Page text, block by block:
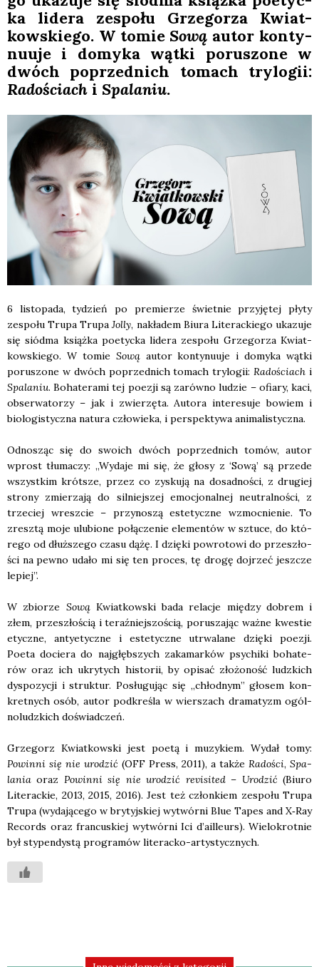
ka lide­ra zespo­łu Grze­go­rza Kwiat­
kow­skie­go. W tomie Sową autor kon­ty­
nu­uje i domy­ka wąt­ki poru­szo­ne w
dwóch poprzed­nich tomach try­lo­gii:
Rado­ściach i Spa­la­niu.
6 listo­pa­da, tydzień po pre­mie­rze świet­nie przy­ję­tej pły­ty
zespo­łu Tru­pa Tru­paJol­ly, nakła­dem Biu­ra Lite­rac­kie­go uka­zu­je
się siód­ma książ­ka poetyc­ka lide­ra zespo­łu Grze­go­rza Kwiat­
kow­skie­go. W tomie Sowąautor kon­ty­nu­uje i domy­ka wąt­ki
poru­szo­ne w dwóch poprzed­nich tomach try­lo­gii: Rado­ściach i
Spa­la­niu. Boha­te­ra­mi tej poezji są zarów­no ludzie – ofia­ry, kaci,
obser­wa­to­rzy – jak i zwie­rzę­ta. Auto­ra inte­re­su­je bowiem i
bio­lo­gi­stycz­na natu­ra czło­wie­ka, i per­spek­ty­wa ani­ma­li­stycz­na.
Odno­sząc się do swo­ich dwóch poprzed­nich tomów, autor
wprost tłu­ma­czy: „Wyda­je mi się, że gło­sy z ‘Sową’ są przede
wszyst­kim krót­sze, przez co zysku­ją na dosad­no­ści, z dru­giej
stro­ny zmie­rza­ją do sil­niej­szej emo­cjo­nal­nej neu­tral­no­ści, z
trze­ciej wresz­cie – przy­no­szą este­tycz­ne wzmoc­nie­nie. To
zresz­tą moje ulu­bio­ne połą­cze­nie ele­men­tów w sztu­ce, do któ­
re­go od dłuż­sze­go cza­su dążę. I dzię­ki powro­to­wi do prze­szło­
ści na pew­no uda­ło mi się ten pro­ces, tę dro­gę doj­rzeć jesz­cze
lepiej”.
W zbio­rze SowąKwiat­kow­ski bada rela­cje mię­dzy dobrem i
złem, prze­szło­ścią i teraź­niej­szo­ścią, poru­sza­jąc waż­ne kwe­stie
etycz­ne, anty­etycz­ne i este­tycz­ne utrwa­la­ne dzię­ki poezji.
Poeta docie­ra do naj­głęb­szych zaka­mar­ków psy­chi­ki boha­te­
rów oraz ich ukry­tych histo­rii, by opi­sać zło­żo­ność ludz­kich
dys­po­zy­cji i struk­tur. Posłu­gu­jąc się „chłod­nym” gło­sem kon­
kret­nych osób, autor pod­kre­śla w wier­szach dra­ma­tyzm ogól­
no­ludz­kich doświad­czeń.
Grze­gorz Kwiat­kow­ski jest poetą i muzy­kiem. Wydał tomy:
Powin­ni się nie uro­dzić (OFF Press, 2011), a tak­że Rado­ści, Spa­
la­nia oraz Powin­ni się nie uro­dzić revi­si­ted – Uro­dzić (Biu­ro
Lite­rac­kie, 2013, 2015, 2016). Jest też człon­kiem zespo­łu Tru­pa
Tru­pa (wyda­ją­ce­go w bry­tyj­skiej wytwór­ni Blue Tapes and X‑Ray
Records oraz fran­cu­skiej wytwór­ni Ici d’ailleurs). Wie­lo­krot­nie
był sty­pen­dy­stą pro­gra­mów lite­rac­ko-arty­stycz­nych.